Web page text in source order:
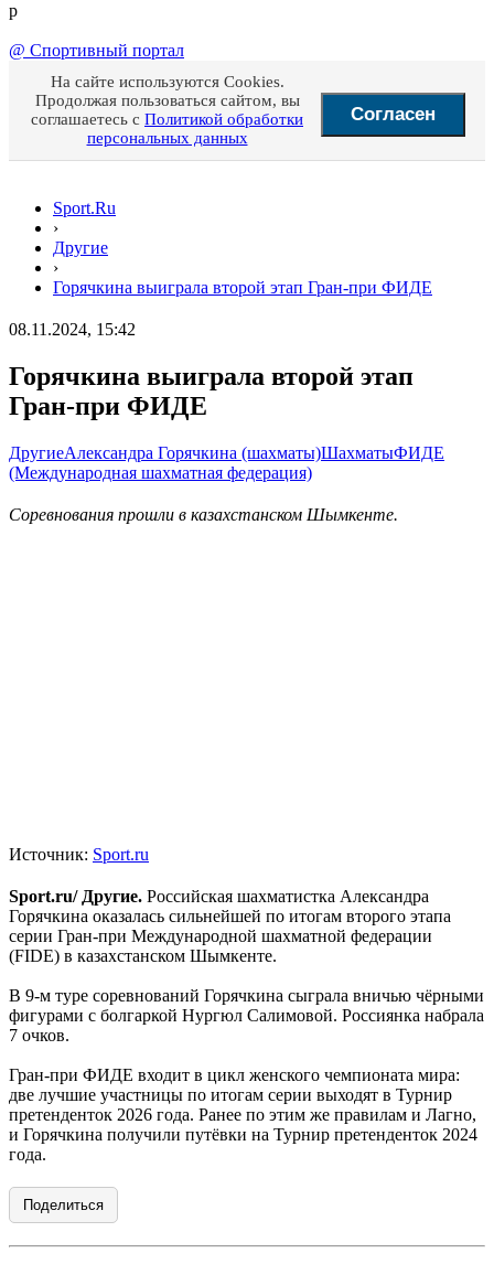
p
@ Спортивный портал
На сайте используются Cookies.
Продолжая пользоваться сайтом, вы
соглашаетесь с Политикой обработки
персональных данных
Согласен
Sport.Ru
›
Другие
›
Горячкина выиграла второй этап Гран-при ФИДЕ
08.11.2024, 15:42
Горячкина выиграла второй этап
Гран-при ФИДЕ
ДругиеАлександра Горячкина (шахматы)ШахматыФИДЕ
(Международная шахматная федерация)
Соревнования прошли в казахстанском Шымкенте.
Источник: Sport.ru
Sport.ru/ Другие. Российская шахматистка Александра
Горячкина оказалась сильнейшей по итогам второго этапа
серии Гран-при Международной шахматной федерации
(FIDE) в казахстанском Шымкенте.
В 9-м туре соревнований Горячкина сыграла вничью чёрными
фигурами с болгаркой Нургюл Салимовой. Россиянка набрала
7 очков.
Гран-при ФИДЕ входит в цикл женского чемпионата мира:
две лучшие участницы по итогам серии выходят в Турнир
претенденток 2026 года. Ранее по этим же правилам и Лагно,
и Горячкина получили путёвки на Турнир претенденток 2024
года.
Поделиться